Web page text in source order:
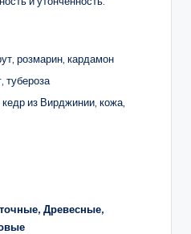
розмарин, кардамон
тубероза
из Вирджинии, кожа,
Древесные,